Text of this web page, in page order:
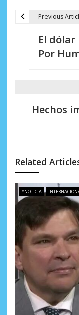
ó
n
d
e
e
n
t
Previous
El
Por
Hechos
Related
#NOTICIA